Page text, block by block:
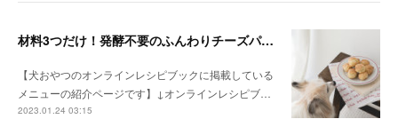
材料3つだけ！発酵不要のふんわりチーズパン（手作り犬おやつレシピ）
【犬おやつのオンラインレシピブックに掲載している
メニューの紹介ページです】↓オンラインレシピブ…
2023.01.24 03:15